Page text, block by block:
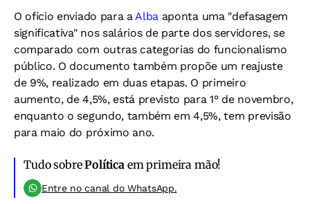
O ofício enviado para aAlba aponta uma "defasagem
significativa" nos salários de parte dos servidores, se
comparado com outras categorias do funcionalismo
público. O documento também propõe um reajuste
de 9%, realizado em duas etapas. O primeiro
aumento, de 4,5%, está previsto para 1° de novembro,
enquanto o segundo, também em 4,5%, tem previsão
para maio do próximo ano.
Tudo sobrePolíticaem primeira mão!
Entre no canal do WhatsApp.